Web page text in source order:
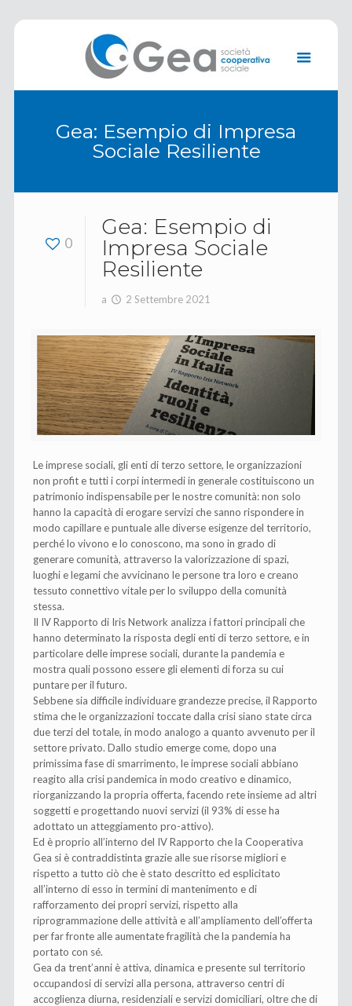
Gea: Esempio di Impresa
Sociale Resiliente
0
Gea: Esempio di
Impresa Sociale
Resiliente
a 2 Settembre 2021
Le imprese sociali, gli enti di terzo settore, le organizzazioni
non profit e tutti i corpi intermedi in generale costituiscono un
patrimonio indispensabile per le nostre comunità: non solo
hanno la capacità di erogare servizi che sanno rispondere in
modo capillare e puntuale alle diverse esigenze del territorio,
perché lo vivono e lo conoscono, ma sono in grado di
generare comunità, attraverso la valorizzazione di spazi,
luoghi e legami che avvicinano le persone tra loro e creano
tessuto connettivo vitale per lo sviluppo della comunità
stessa.
Il IV Rapporto di Iris Network analizza i fattori principali che
hanno determinato la risposta degli enti di terzo settore, e in
particolare delle imprese sociali, durante la pandemia e
mostra quali possono essere gli elementi di forza su cui
puntare per il futuro.
Sebbene sia difficile individuare grandezze precise, il Rapporto
stima che le organizzazioni toccate dalla crisi siano state circa
due terzi del totale, in modo analogo a quanto avvenuto per il
settore privato. Dallo studio emerge come, dopo una
primissima fase di smarrimento, le imprese sociali abbiano
reagito alla crisi pandemica in modo creativo e dinamico,
riorganizzando la propria offerta, facendo rete insieme ad altri
soggetti e progettando nuovi servizi (il 93% di esse ha
adottato un atteggiamento pro-attivo).
Ed è proprio all’interno del IV Rapporto che la Cooperativa
Gea si è contraddistinta grazie alle sue risorse migliori e
rispetto a tutto ciò che è stato descritto ed esplicitato
all’interno di esso in termini di mantenimento e di
rafforzamento dei propri servizi, rispetto alla
riprogrammazione delle attività e all’ampliamento dell’offerta
per far fronte alle aumentate fragilità che la pandemia ha
portato con sé.
Gea da trent’anni è attiva, dinamica e presente sul territorio
occupandosi di servizi alla persona, attraverso centri di
accoglienza diurna, residenziali e servizi domiciliari, oltre che di